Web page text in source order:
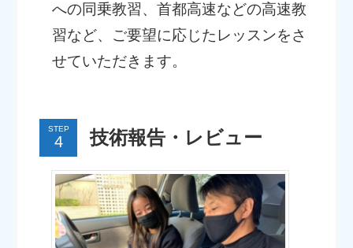
への同乗教習、首都高速などの高速教
習など、ご要望に応じたレッスンをさ
せていただきます。
STEP 技術報告・レビュー